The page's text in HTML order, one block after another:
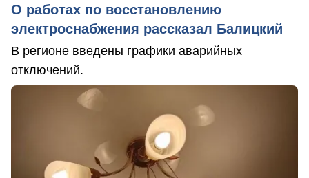
О работах по восстановлению
электроснабжения рассказал Балицкий
В регионе введены графики аварийных
отключений.